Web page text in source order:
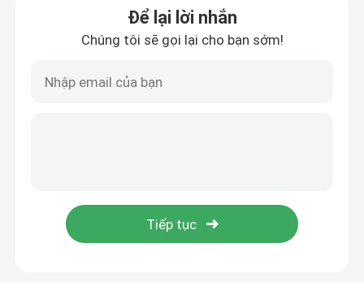
Bột chiết xuất nấm
bột beta glucan
bột sinh tố
Để lại lời nhắn
Chúng tôi sẽ gọi lại cho bạn sớm!